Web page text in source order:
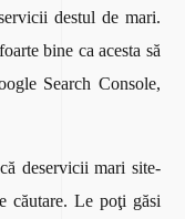
destul de mari.
bine ca acesta să
Search Console,
deservicii mari site-
căutare. Le poţi găsi